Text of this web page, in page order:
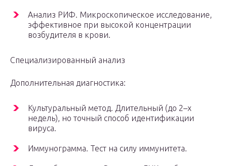
Анализ РИФ. Микроскопическое исследование,
эффективное при высокой концентрации
возбудителя в крови.
Специализированный анализ
Дополнительная диагностика:
Культуральный метод. Длительный (до 2–х
недель), но точный способ идентификации
вируса.
Иммунограмма. Тест на силу иммунитета.